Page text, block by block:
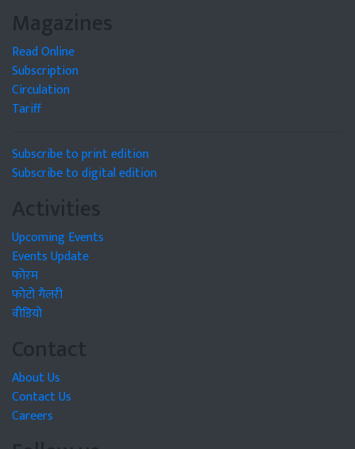
Magazines
Read Online
Subscription
Circulation
Tariff
Subscribe to print edition
Subscribe to digital edition
Activities
Upcoming Events
Events Update
फोरम
फोटो गैलरी
वीडियो
Contact
About Us
Contact Us
Careers